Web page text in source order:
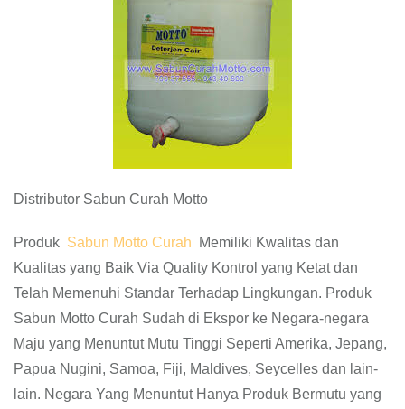
Distributor Sabun Curah Motto
Produk Sabun Motto Curah
Memiliki Kwalitas dan
Kualitas yang Baik Via Quality Kontrol yang Ketat dan
Telah Memenuhi Standar Terhadap Lingkungan. Produk
Sabun Motto Curah Sudah di Ekspor ke Negara-negara
Maju yang Menuntut Mutu Tinggi Seperti Amerika, Jepang,
Papua Nugini, Samoa, Fiji, Maldives, Seycelles dan lain-
lain. Negara Yang Menuntut Hanya Produk Bermutu yang